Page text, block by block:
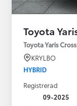
Toyota
Toyota Yaris
KRYLBO
HYBRID
Registrerad
09-2025